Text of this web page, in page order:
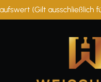
(Gilt